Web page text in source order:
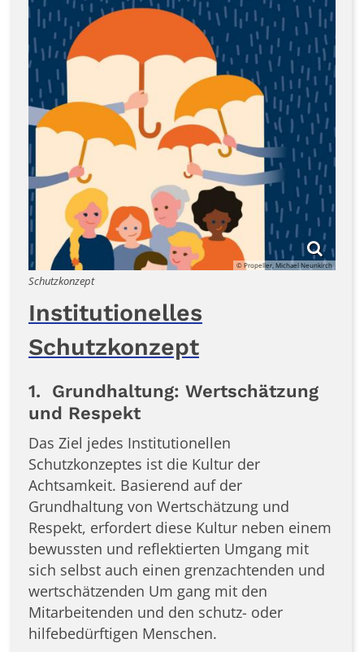
© Propeller, Michael Neunkirch
Schutzkonzept
Institutionelles
Schutzkonzept
1. Grundhaltung: Wertschätzung
und Respekt
Das Ziel jedes Institutionellen
Schutzkonzeptes ist die Kultur der
Achtsamkeit. Basierend auf der
Grundhaltung von Wertschätzung und
Respekt, erfordert diese Kultur neben einem
bewussten und reflektierten Umgang mit
sich selbst auch einen grenzachtenden und
wertschätzenden Um­ gang mit den
Mitarbeitenden und den schutz- oder
hilfebedürftigen Menschen.